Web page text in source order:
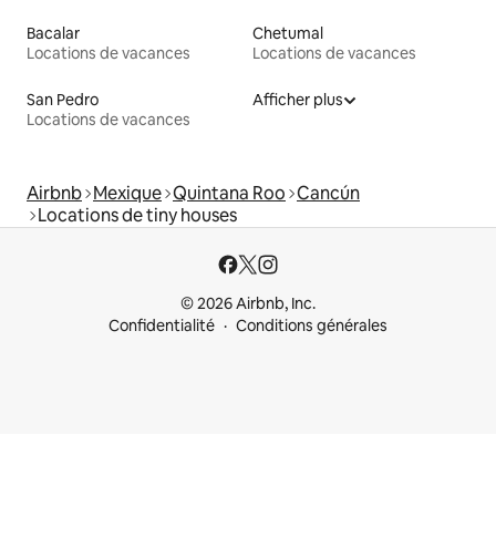
Bacalar
Locations de vacances
Chetumal
Locations de vacances
San Pedro
Locations de vacances
Afficher plus
Airbnb Mexique Quintana Roo Cancún
Locations de tiny houses
© 2026 Airbnb, Inc.
Confidentialité
Conditions générales